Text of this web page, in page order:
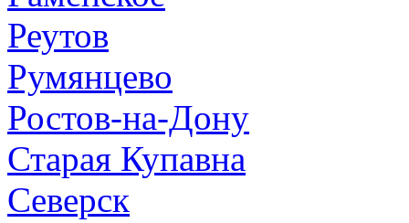
Реутов
Румянцево
Ростов-на-Дону
Старая Купавна
Северск